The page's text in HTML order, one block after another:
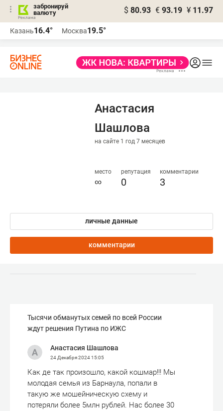
забронируй
валюту
$ 80.93 € 93.19 ¥ 11.97
Казань16.4° Москва19.5°
Анастасия
Шашлова
на сайте 1 год 7 месяцев
место
∞
репутация
0
комментарии
3
личные данные
комментарии
Тысячи обманутых семей по всей России
ждут решения Путина по ИЖС
Анастасия Шашлова
24 Декабря 202415:05
Как де так произошло, какой кошмар!!! Мы
молодая семья из Барнаула, попали в
такую же мошейническую схему и
потеряли более 5млн рублей. Нас более 30